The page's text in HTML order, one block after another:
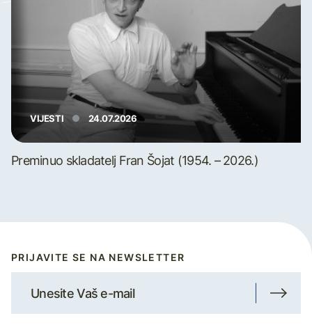
VIJESTI 24.07.2026
Preminuo skladatelj Fran Šojat (1954. – 2026.)
PRIJAVITE SE NA NEWSLETTER